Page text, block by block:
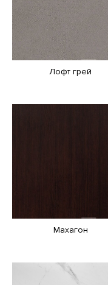
Лофт грей
Махагон